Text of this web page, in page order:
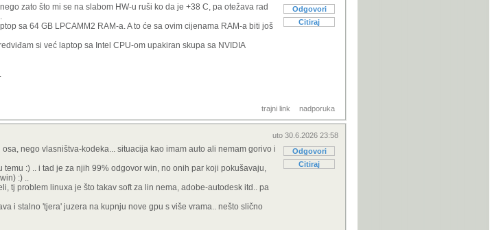
Odgovori
Citiraj
zato što mi se na slabom HW-u ruši ko da je +38 C, pa otežava rad
sa 64 GB LPCAMM2 RAM-a. A to će sa ovim cijenama RAM-a biti još
si već laptop sa Intel CPU-om upakiran skupa sa NVIDIA
trajni link nadporuka
uto 30.6.2026 23:58
Odgovori
Citiraj
nego vlasništva-kodeka... situacija kao imam auto ali nemam gorivo i
:) .. i tad je za njih 99% odgovor win, no onih par koji pokušavaju,
:) ..
tj problem linuxa je što takav soft za lin nema, adobe-autodesk itd.. pa
i stalno 'tjera' juzera na kupnju nove gpu s više vrama.. nešto slično